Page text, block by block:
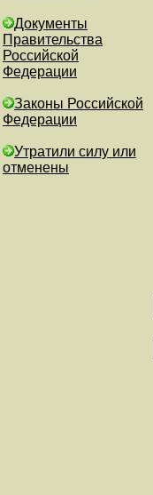
Документы
Правительства
Российской
Федерации
Законы Российской
Федерации
Утратили силу или
отменены